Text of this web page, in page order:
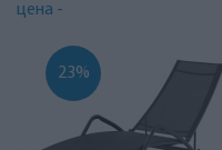
цена -
23%